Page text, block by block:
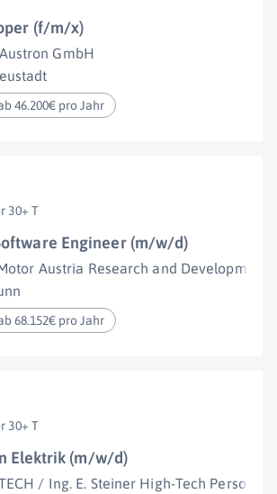
(f/m/x)
GmbH
46.200€ pro Jahr
30+ T
Engineer (m/w/d)
Austria Research and Development
68.152€ pro Jahr
30+ T
Elektrik (m/w/d)
/ Ing. E. Steiner High-Tech